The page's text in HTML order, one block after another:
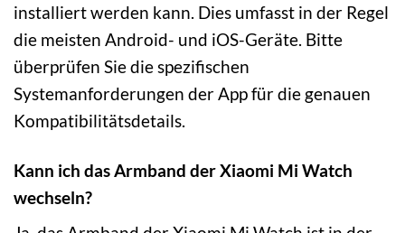
installiert werden kann. Dies umfasst in der Regel
die meisten Android- und iOS-Geräte. Bitte
überprüfen Sie die spezifischen
Systemanforderungen der App für die genauen
Kompatibilitätsdetails.
Kann ich das Armband der Xiaomi Mi Watch
wechseln?